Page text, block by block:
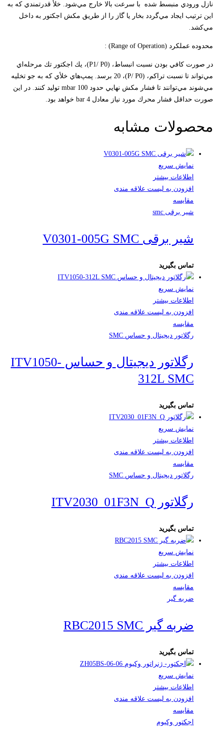
نازل ورودي منبسط شده با سرعت بالا خارج مي‌شود. خلأ قدرتمندي كه به
اين ترتيب ايجاد مي‌گردد بخار يا گاز را از طريق مكش اجكتور به داخل
مي‌كشد.
محدوده عملکرد (Range of Operation) :
در صورت كافي بودن نسبت انبساط، (P1/ P0)، يك اجكتور تك مرحله‌اي
مي‌تواند تا نسبت تراكم، (P/ P0)، 20 برسد. پمپ‌هاي خلأي كه به جو تخليه
مي‌شوند مي‌توانند تا فشار مكش نهايي حدود mbar 100 توليد كنند. در اين
صورت حداقل فشار محرك مورد نياز معادل bar 4 خواهد بود.
محصولات مشابه
نمایش سریع
اطلاعات بیشتر
افزودن به لیست علاقه مندی
مقایسه
شیر برقی smc
شیر برقی V0301-005G SMC
تماس بگیرید
نمایش سریع
اطلاعات بیشتر
افزودن به لیست علاقه مندی
مقایسه
رگلاتور دیجیتال و حساس SMC
رگلاتور دیجیتال و حساس ITV1050-
312L SMC
تماس بگیرید
نمایش سریع
اطلاعات بیشتر
افزودن به لیست علاقه مندی
مقایسه
رگلاتور دیجیتال و حساس SMC
رگلاتور ITV2030_01F3N_Q
تماس بگیرید
نمایش سریع
اطلاعات بیشتر
افزودن به لیست علاقه مندی
مقایسه
ضربه گیر
ضربه گیر RBC2015 SMC
تماس بگیرید
نمایش سریع
اطلاعات بیشتر
افزودن به لیست علاقه مندی
مقایسه
اجکتور وکیوم